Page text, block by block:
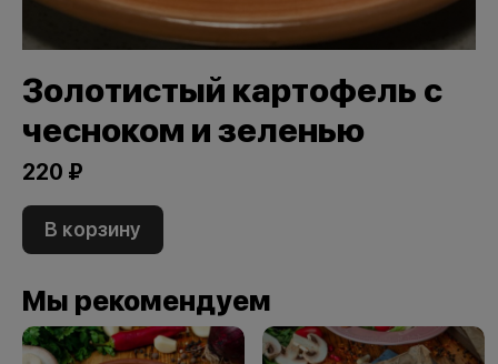
Золотистый картофель с
чесноком и зеленью
220 ₽
В корзину
Мы рекомендуем